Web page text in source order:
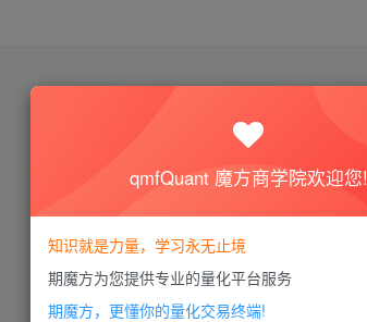
qmfQuant 魔方商学院欢迎您!
知识就是力量，学习永无止境
期魔方为您提供专业的量化平台服务
期魔方，更懂你的量化交易终端!